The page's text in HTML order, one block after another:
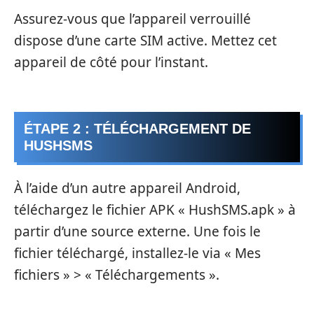
Assurez-vous que l’appareil verrouillé
dispose d’une carte SIM active. Mettez cet
appareil de côté pour l’instant.
ÉTAPE 2 : TÉLÉCHARGEMENT DE
HUSHSMS
À l’aide d’un autre appareil Android,
téléchargez le fichier APK « HushSMS.apk » à
partir d’une source externe. Une fois le
fichier téléchargé, installez-le via « Mes
fichiers » > « Téléchargements ».